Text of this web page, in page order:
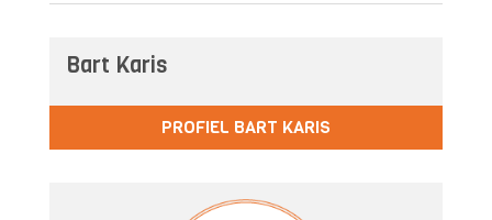
Bart Karis
PROFIEL BART KARIS